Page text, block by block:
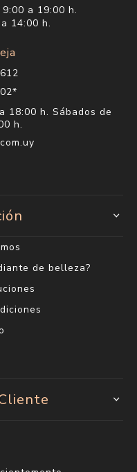
a 19:00 h.
14:00 h.
18:00 h. Sábados de
h.
de belleza?